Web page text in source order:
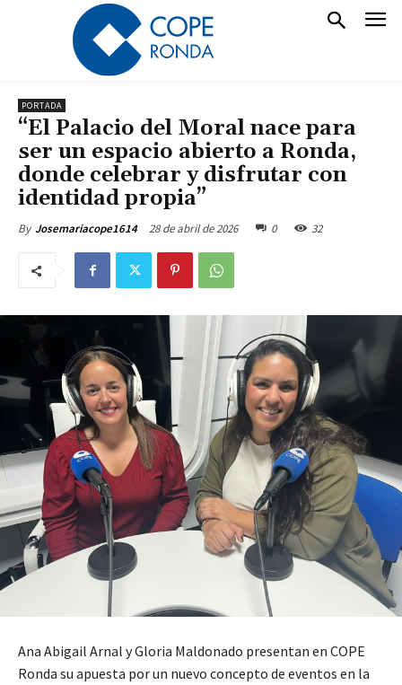
PORTADA
“El Palacio del Moral nace para
ser un espacio abierto a Ronda,
donde celebrar y disfrutar con
identidad propia”
By Josemariacope1614 28 de abril de 2026 0 32
Ana Abigail Arnal y Gloria Maldonado presentan en COPE
Ronda su apuesta por un nuevo concepto de eventos en la